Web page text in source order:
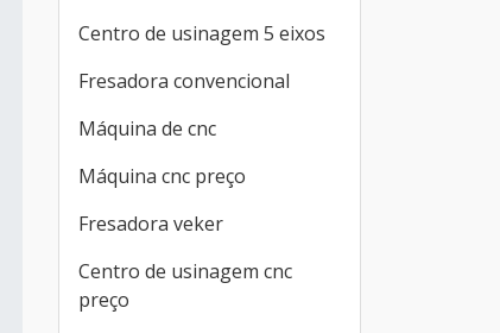
Centro de usinagem 5 eixos
Fresadora convencional
Máquina de cnc
Máquina cnc preço
Fresadora veker
Centro de usinagem cnc
preço